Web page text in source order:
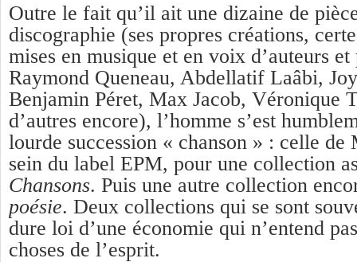
Outre le fait qu’il ait une dizaine de
discographie (ses propres créations,
mises en musique et en voix d’auteurs et
Raymond Queneau, Abdellatif Laâbi,
Benjamin Péret, Max Jacob, Véronique
d’autres encore), l’homme s’est
lourde succession « chanson » : celle de
sein du label EPM, pour une collection
Chansons. Puis une autre collection
poésie. Deux collections qui se sont
dure loi d’une économie qui n’entend
choses de l’esprit.